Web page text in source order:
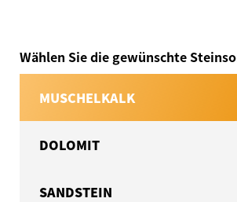
Wählen Sie die gewünschte
MUSCHELKALK
DOLOMIT
SANDSTEIN